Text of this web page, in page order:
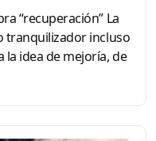
“recuperación” La
tranquilizador incluso
la idea de mejoría, de